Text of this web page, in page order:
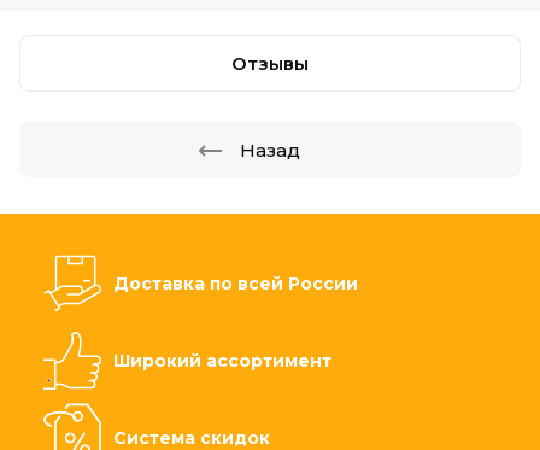
Отзывы
Назад
Доставка по всей России
Широкий ассортимент
Система скидок